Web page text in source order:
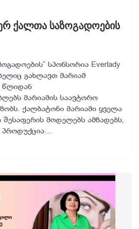
ქალთა საზოგადოების
სპონსორია Everlady
გახლავთ მარიამ
წლიდან
მარიამის საავტორო
ქალბატონი მარიამი ყველა
შესაფერის მოდელებს ამზადებს,
პროდუქცია…